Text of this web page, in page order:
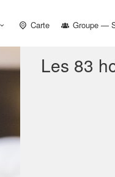
Carte Groupe —
Les 83